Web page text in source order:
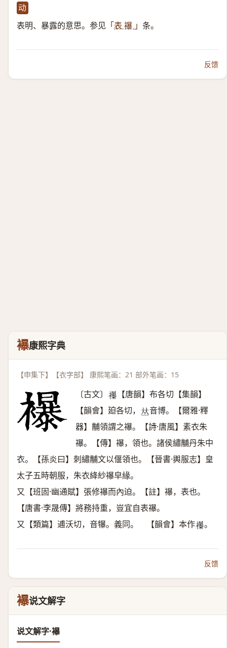
动
表明、暴露的意思。参见 「 表 襮 」 条。
反馈
襮康熙字典
【申集下】【衣字部】 康熙笔画：21 部外笔画：15
〔古文〕 𧟊
【唐韻】布各切【集韻】
【韻會】廹各切， 𠀤音博。【爾雅·釋
器】黼領謂之襮。【詩·唐風】素衣朱
襮。【傳】襮，領也。諸侯繡黼丹朱中
衣。【孫炎曰】刺繡黼文以偃領也。【晉書·輿服志】皇
太子五時朝服，朱衣絳紗襮皁緣。
又【班固·幽通賦】張修襮而內迫。【註】襮，表也。
【唐書·李晟傳】將務持重，豈宜自表襮。
又【類篇】逋沃切，音犦。義同。 【韻會】本作𧟊 。
反馈
襮说文解字
说文解字·襮